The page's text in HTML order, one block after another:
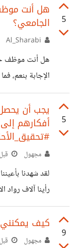
يتوفر اي وظائف
الانترنت ،
التعامل مع
5
هل أنت
الجامعي؟
هل أنت موظف
الإجابة بنعم،
5
يجب أن
أفكارهم
مجهول
لقد شهدنا
رأينا آلاف
مشاريع ناجحة
بشغفهم
نوبل المرموقة.
9
كيف
مجهول